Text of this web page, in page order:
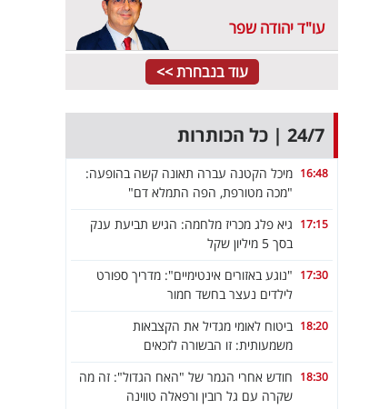
עו"ד יהודה שפר
עוד בנבחרת >>
24/7 | כל הכותרות
16:48 מיכל הקטנה עברה תאונה קשה בהופעה:
"מכה מטורפת, הפה התמלא דם"
17:15 גיא פלג מכריז מלחמה: הגיש תביעת ענק
בסך 5 מיליון שקל
17:30 "נוגע באזורים אינטימיים": מדריך ספורט
לילדים נעצר בחשד חמור
18:20 ביטוח לאומי מגדיל את הקצבאות
משמעותית: זו הבשורה לזכאים
18:30 חודש אחרי הגמר של "האח הגדול": זה מה
שקרה עם גל רובין ורפאלה טווינה